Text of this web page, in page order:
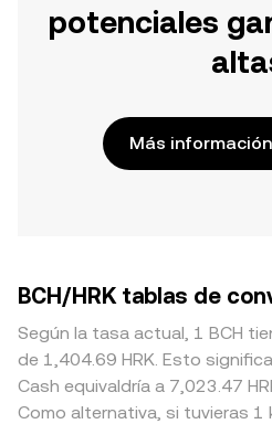
potenciales
Más
BCH/HRK tablas de
Según la tasa actual, 1 BCH
de 1,404.69 HRK. Esto
Cash equivaldría a 7,023.47
Como alternativa, si tuvieras 1